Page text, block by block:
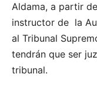
Aldama, a partir
instructor de la
al Tribunal
tendrán que ser
tribunal.